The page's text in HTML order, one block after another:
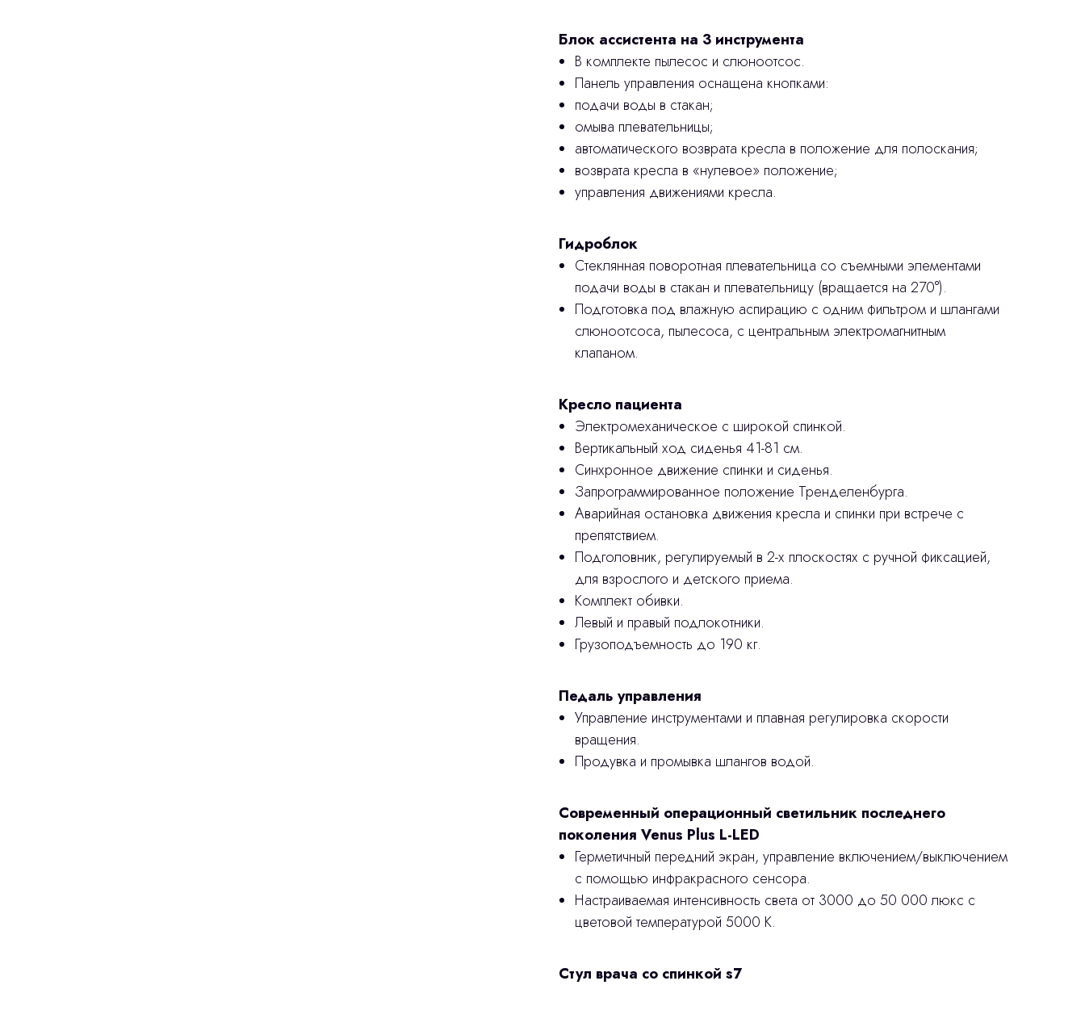
Блок ассистента на 3 инструмента
В комплекте пылесос и слюноотсос.
Панель управления оснащена кнопками:
подачи воды в стакан;
омыва плевательницы;
автоматического возврата кресла в положение для полоскания;
возврата кресла в «нулевое» положение;
управления движениями кресла.
Гидроблок
Стеклянная поворотная плевательница со съемными элементами
подачи воды в стакан и плевательницу (вращается на 270°).
Подготовка под влажную аспирацию с одним фильтром и шлангами
слюноотсоса, пылесоса, с центральным электромагнитным
клапаном.
Кресло пациента
Электромеханическое с широкой спинкой.
Вертикальный ход сиденья 41-81 см.
Синхронное движение спинки и сиденья.
Запрограммированное положение Тренделенбурга.
Аварийная остановка движения кресла и спинки при встрече с
препятствием.
Подголовник, регулируемый в 2-х плоскостях с ручной фиксацией,
для взрослого и детского приема.
Комплект обивки.
Левый и правый подлокотники.
Грузоподъемность до 190 кг.
Педаль управления
Управление инструментами и плавная регулировка скорости
вращения.
Продувка и промывка шлангов водой.
Современный операционный светильник последнего
поколения Venus Plus L-LED
Герметичный передний экран, управление включением/выключением
с помощью инфракрасного сенсора.
Настраиваемая интенсивность света от 3000 до 50 000 люкс с
цветовой температурой 5000 K.
Стул врача со спинкой s7